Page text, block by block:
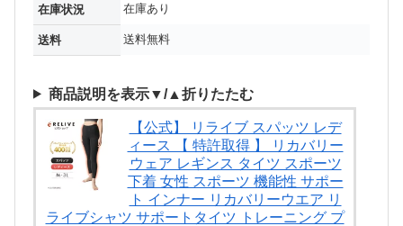
在庫状況 在庫あり
送料 送料無料
商品説明を表示▼/▲折りたたむ
【公式】 リライブ スパッツ レデ
ィース 【 特許取得 】 リカバリー
ウェア レギンス タイツ スポーツ
下着 女性 スポーツ 機能性 サポー
ト インナー リカバリーウエア リ
ライブシャツ サポートタイツ トレーニング プ